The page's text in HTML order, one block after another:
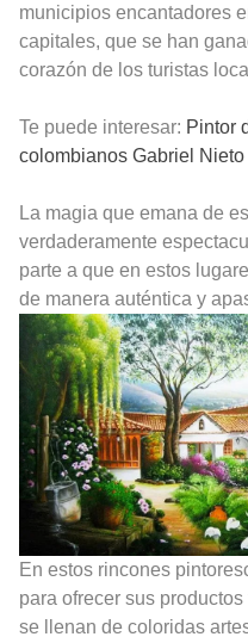
municipios encantadores
capitales, que se han
corazón de los turistas
Te puede interesar: Pintor
colombianos Gabriel Nieto
La magia que emana de
verdaderamente
parte a que en estos
de manera auténtica y
En estos rincones
para ofrecer sus
se llenan de coloridas